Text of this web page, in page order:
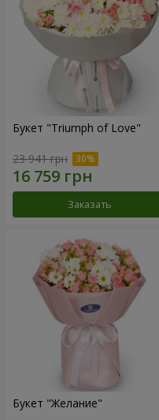
Букет "Triumph of Love"
23 941 грн
Заказать
Букет "Желание"